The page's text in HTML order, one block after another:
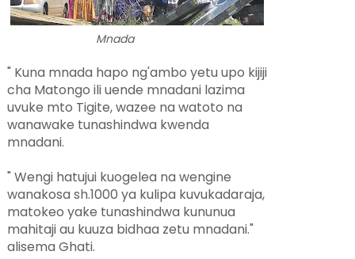
Mnada
" Kuna mnada hapo ng'ambo yetu upo kijiji
cha Matongo ili uende mnadani lazima
uvuke mto Tigite, wazee na watoto na
wanawake tunashindwa kwenda
mnadani.
" Wengi hatujui kuogelea na wengine
wanakosa sh.1000 ya kulipa kuvukadaraja,
matokeo yake tunashindwa kununua
mahitaji au kuuza bidhaa zetu mnadani."
alisema Ghati.